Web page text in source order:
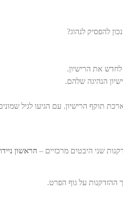
להפסיק לנהוג?
הנהיגה שלהם.
הרישיון. עם הגיעו לגיל
שני היבטים מרכזיים – הראשון
ההזדקנות על גוף הפרט.